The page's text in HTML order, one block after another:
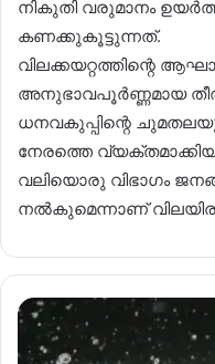
നികുതി വരുമാനം
കണക്കുകൂട്ടുന്നത്.
​വിലക്കയറ്റത്തിന്റെ
അനുഭാവപൂർണ്ണമായ
ധനവകുപ്പിന്റെ
നേരത്തെ
വലിയൊരു വിഭാഗം
നൽകുമെന്നാണ്